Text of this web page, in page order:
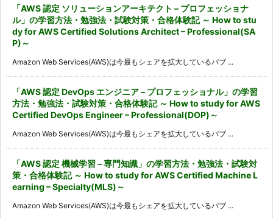
「AWS 認定 ソリューションアーキテクト – プロフェッショナ
ル」の学習方法・勉強法・試験対策・合格体験記 ～ How to stu
dy for AWS Certified Solutions Architect – Professional(SA
P)～
Amazon Web Services(AWS)は今最もシェアを拡大しているパブ ...
「AWS 認定 DevOps エンジニア – プロフェッショナル」の学習
方法・勉強法・試験対策・合格体験記 ～ How to study for AWS
Certified DevOps Engineer – Professional(DOP)～
Amazon Web Services(AWS)は今最もシェアを拡大しているパブ ...
「AWS 認定 機械学習 – 専門知識」の学習方法・勉強法・試験対
策・合格体験記 ～ How to study for AWS Certified Machine L
earning – Specialty(MLS)～
Amazon Web Services(AWS)は今最もシェアを拡大しているパブ ...